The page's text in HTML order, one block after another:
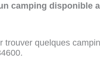
camping disponible
trouver quelques